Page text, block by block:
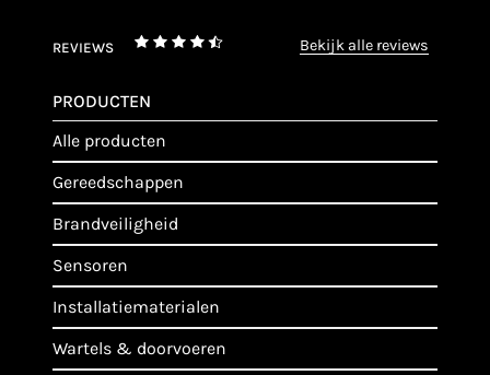
REVIEWS bekijk alle reviews
PRODUCTEN
alle producten
gereedschappen
brandveiligheid
sensoren
installatiematerialen
wartels & doorvoeren